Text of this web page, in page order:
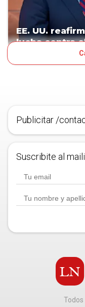
EE. UU.
lucha contra
Publicitar /
Suscribite al